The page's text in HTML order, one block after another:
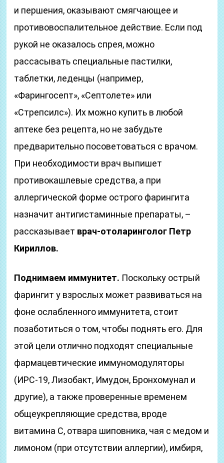
и першения, оказывают смягчающее и
противовоспалительное действие. Если под
рукой не оказалось спрея, можно
рассасывать специальные пастилки,
таблетки, леденцы (например,
«Фарингосепт», «Септолете» или
«Стрепсилс»). Их можно купить в любой
аптеке без рецепта, но не забудьте
предварительно посоветоваться с врачом.
При необходимости врач выпишет
противокашлевые средства, а при
аллергической форме острого фарингита
назначит антигистаминные препараты, –
рассказывает врач-отоларинголог Петр
Кириллов.
Поднимаем иммунитет. Поскольку острый
фарингит у взрослых может развиваться на
фоне ослабленного иммунитета, стоит
позаботиться о том, чтобы поднять его. Для
этой цели отлично подходят специальные
фармацевтические иммуномодуляторы
(ИРС-19, Лизобакт, Имудон, Бронхомунал и
другие), а также проверенные временем
общеукрепляющие средства, вроде
витамина С, отвара шиповника, чая с медом и
лимоном (при отсутствии аллергии), имбиря,